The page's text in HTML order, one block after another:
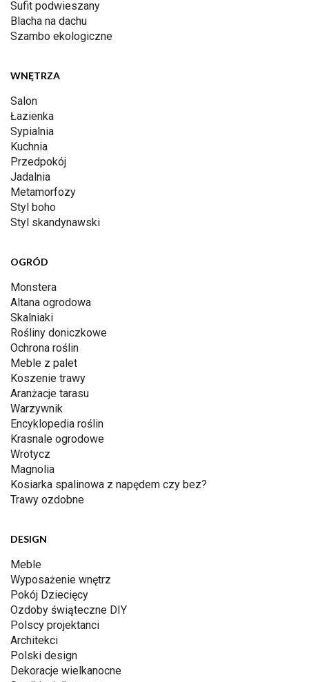
Sufit podwieszany
Blacha na dachu
Szambo ekologiczne
WNĘTRZA
Salon
Łazienka
Sypialnia
Kuchnia
Przedpokój
Jadalnia
Metamorfozy
Styl boho
Styl skandynawski
OGRÓD
Monstera
Altana ogrodowa
Skalniaki
Rośliny doniczkowe
Ochrona roślin
Meble z palet
Koszenie trawy
Aranżacje tarasu
Warzywnik
Encyklopedia roślin
Krasnale ogrodowe
Wrotycz
Magnolia
Kosiarka spalinowa z napędem czy bez?
Trawy ozdobne
DESIGN
Meble
Wyposażenie wnętrz
Pokój Dziecięcy
Ozdoby świąteczne DIY
Polscy projektanci
Architekci
Polski design
Dekoracje wielkanocne